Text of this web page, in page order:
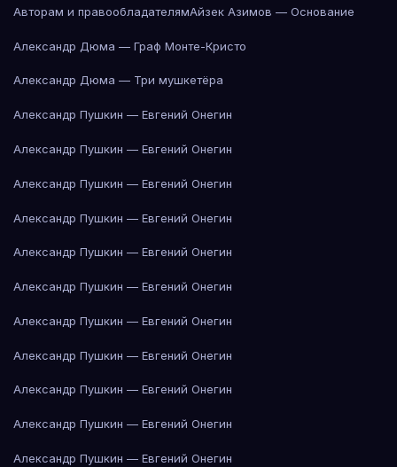
Авторам и правообладателямАйзек Азимов — Основание
Александр Дюма — Граф Монте-Кристо
Александр Дюма — Три мушкетёра
Александр Пушкин — Евгений Онегин
Александр Пушкин — Евгений Онегин
Александр Пушкин — Евгений Онегин
Александр Пушкин — Евгений Онегин
Александр Пушкин — Евгений Онегин
Александр Пушкин — Евгений Онегин
Александр Пушкин — Евгений Онегин
Александр Пушкин — Евгений Онегин
Александр Пушкин — Евгений Онегин
Александр Пушкин — Евгений Онегин
Александр Пушкин — Евгений Онегин